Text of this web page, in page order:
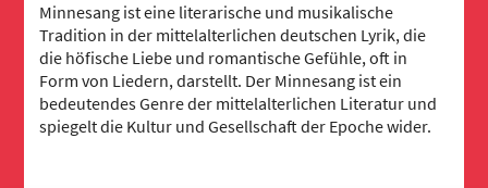
Minnesang ist eine literarische und musikalische
Tradition in der mittelalterlichen deutschen Lyrik, die
die höfische Liebe und romantische Gefühle, oft in
Form von Liedern, darstellt. Der Minnesang ist ein
bedeutendes Genre der mittelalterlichen Literatur und
spiegelt die Kultur und Gesellschaft der Epoche wider.